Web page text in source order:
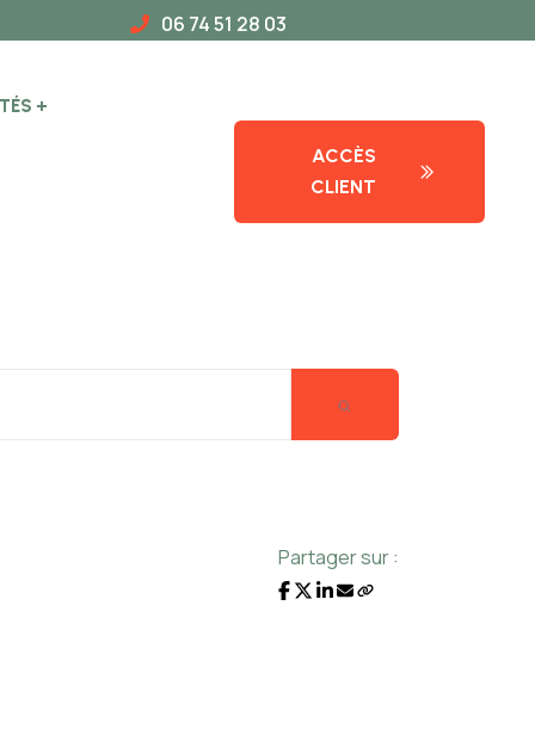
06 74 51 28 03
ACCÈS
CLIENT
Partager sur :